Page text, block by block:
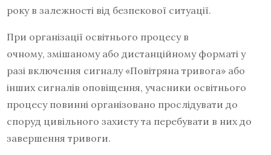
року в залежності від безпекової ситуації.
При організації освітнього процесу в
очному, змішаному або дистанційному форматі у
разі включення сигналу «Повітряна тривога» або
інших сигналів оповіщення, учасники освітнього
процесу повинні організовано прослідувати до
споруд цивільного захисту та перебувати в них до
завершення тривоги.